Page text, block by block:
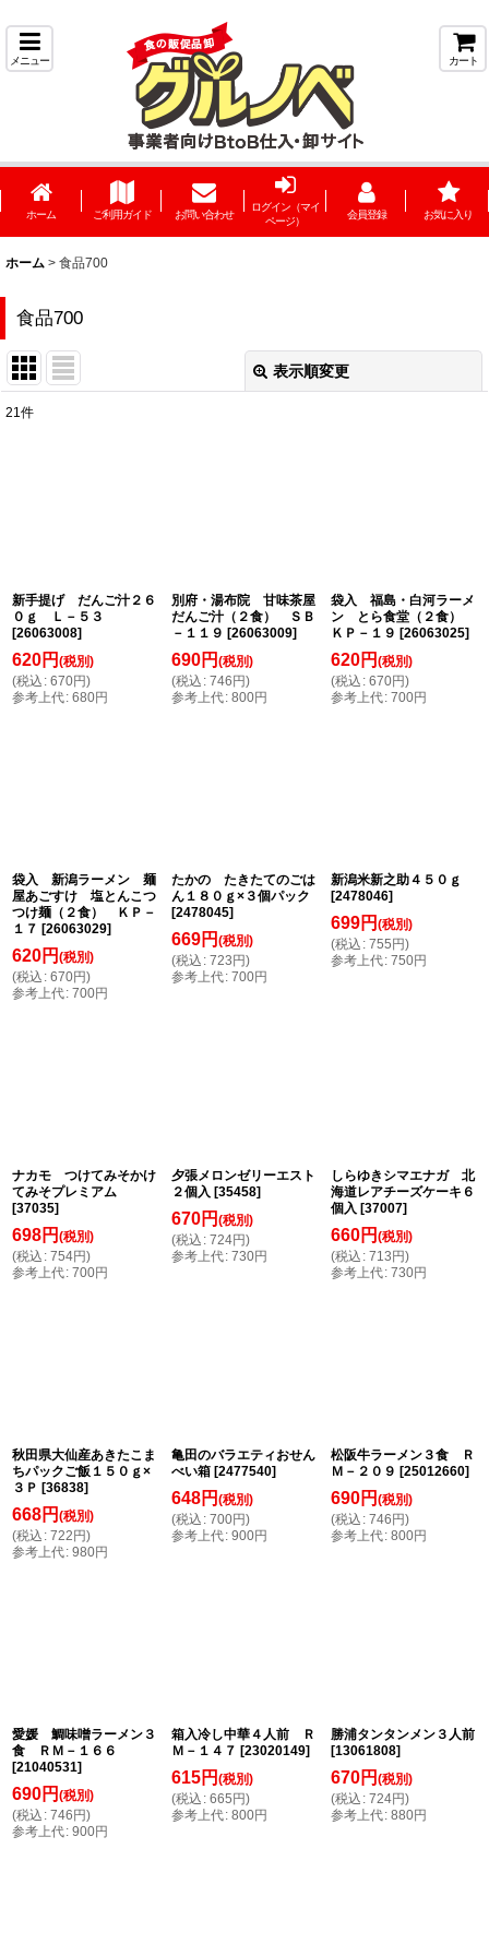
メニュー カート
ホーム ご利用ガイド お問い合わせ
ログイン（マイ
ページ）
会員登録 お気に入り
ホーム > 食品700
食品700
表示順変更
21件
新手提げ だんご汁２６
０ｇ Ｌ－５３
[26063008]
620円 (税別)
(税込 : 670円)
参考上代: 680円
別府・湯布院 甘味茶屋
だんご汁（２食） ＳＢ
－１１９ [26063009]
690円 (税別)
(税込 : 746 円)
参考上代: 800円
袋入 福島・白河ラーメ
ン とら食堂（２食）
ＫＰ－１９ [26063025]
620円 (税別)
(税込 : 670円)
参考上代: 700円
袋入 新潟ラーメン 麺
屋あごすけ 塩とんこつ
つけ麺（２食） ＫＰ－
１７ [26063029]
620円 (税別)
(税込 : 670円)
参考上代: 700円
たかの たきたてのごは
ん１８０ｇ×３個パック
[2478045]
669円 (税別)
(税込 : 723 円)
参考上代: 700円
新潟米新之助４５０ｇ
[2478046]
699円 (税別)
(税込 : 755 円)
参考上代: 750円
ナカモ つけてみそかけ
てみそプレミアム
[37035]
698円 (税別)
(税込 : 754円)
参考上代: 700円
夕張メロンゼリーエスト
２個入 [35458]
670円 (税別)
(税込 : 724円)
参考上代: 730円
しらゆきシマエナガ 北
海道レアチーズケーキ６
個入 [37007]
660円 (税別)
(税込 : 713 円)
参考上代: 730円
秋田県大仙産あきたこま
ちパックご飯１５０ｇ×
３Ｐ [36838]
668円 (税別)
(税込 : 722 円)
参考上代: 980円
亀田のバラエティおせん
べい箱 [2477540]
648円 (税別)
(税込 : 700円)
参考上代: 900円
松阪牛ラーメン３食 Ｒ
Ｍ－２０９ [25012660]
690円 (税別)
(税込 : 746 円)
参考上代: 800円
愛媛 鯛味噌ラーメン３
食 ＲＭ－１６６
[21040531]
690円 (税別)
(税込 : 746 円)
参考上代: 900円
箱入冷し中華４人前 Ｒ
Ｍ－１４７ [23020149]
615円 (税別)
(税込 : 665 円)
参考上代: 800円
勝浦タンタンメン３人前
[13061808]
670円 (税別)
(税込 : 724円)
参考上代: 880円